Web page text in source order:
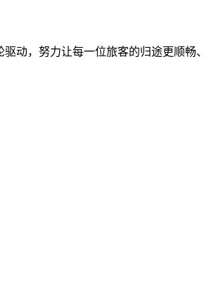
动，努力让每一位旅客的归途更顺畅、